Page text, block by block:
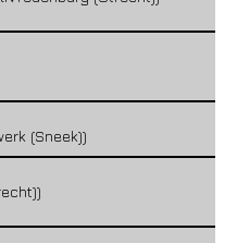
(Sneek))